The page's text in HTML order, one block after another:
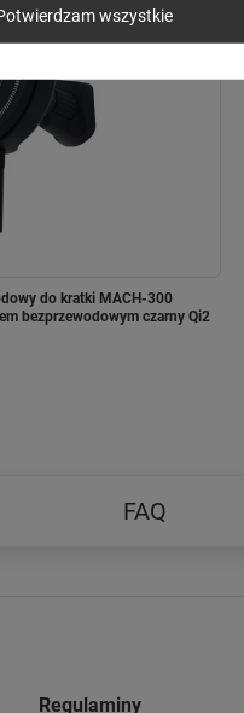
do kratki MACH-300
bezprzewodowym czarny Qi2
FAQ
Regulaminy
wszystkie